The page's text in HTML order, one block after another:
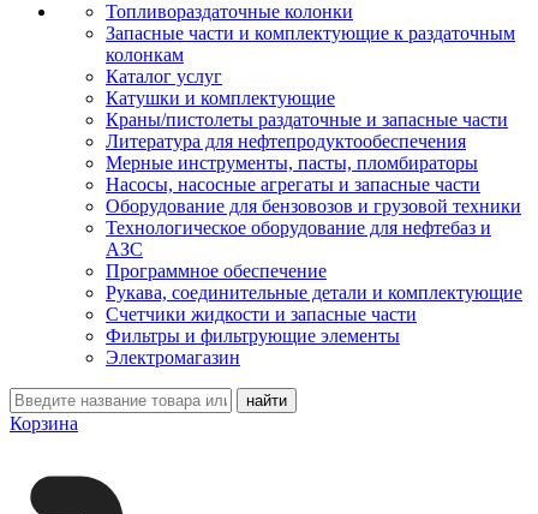
Топливораздаточные колонки
Запасные части и комплектующие к раздаточным
колонкам
Каталог услуг
Катушки и комплектующие
Краны/пистолеты раздаточные и запасные части
Литература для нефтепродуктообеспечения
Мерные инструменты, пасты, пломбираторы
Насосы, насосные агрегаты и запасные части
Оборудование для бензовозов и грузовой техники
Технологическое оборудование для нефтебаз и
АЗС
Программное обеспечение
Рукава, соединительные детали и комплектующие
Счетчики жидкости и запасные части
Фильтры и фильтрующие элементы
Электромагазин
Корзина